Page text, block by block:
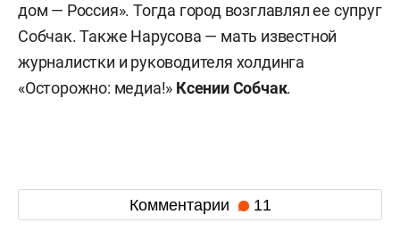
дом — Россия». Тогда город возглавлял ее супруг
Собчак. Также Нарусова — мать известной
журналистки и руководителя холдинга
«Осторожно: медиа!» Ксении Собчак.
Комментарии 11